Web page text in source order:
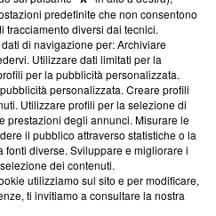
Via Carlo Frasca, 3 - 6900
predefinite che non consentono
tracciamento diversi dai tecnici.
di navigazione per: Archiviare
Utilizzare dati limitati per la
per la pubblicità personalizzata.
personalizzata. Creare profili
Utilizzare profili per la selezione di
prestazioni degli annunci. Misurare le
il pubblico attraverso statistiche o la
diverse. Sviluppare e migliorare i
dei contenuti.
utilizziamo sul sito e per modificare,
ti invitiamo a consultare la nostra